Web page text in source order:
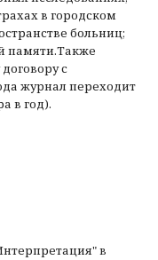
в городском
больниц;
памяти.Также
с
журнал переходит
в год).
в